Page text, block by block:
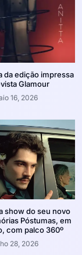
da edição impressa
Glamour
16, 2026
show do seu novo
Póstumas, em
com palco 360º
28, 2026